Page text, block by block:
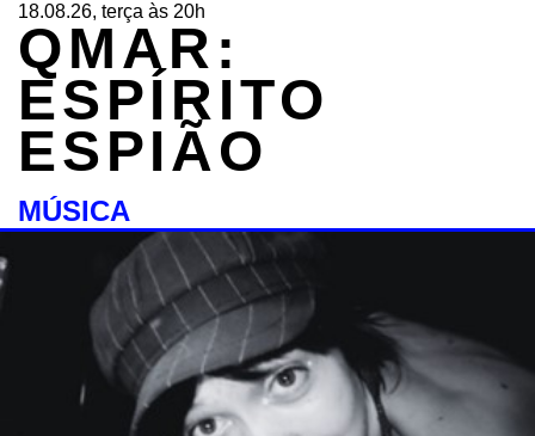
18.08.26, terça às 20h
QMAR:
ESPÍRITO
ESPIÃO
MÚSICA